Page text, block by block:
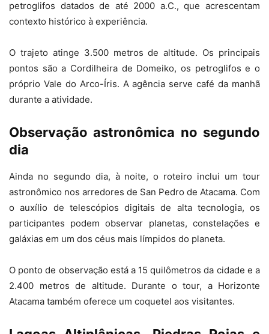
petroglifos datados de até 2000 a.C., que acrescentam
contexto histórico à experiência.
O trajeto atinge 3.500 metros de altitude. Os principais
pontos são a Cordilheira de Domeiko, os petroglifos e o
próprio Vale do Arco-Íris. A agência serve café da manhã
durante a atividade.
Observação astronômica no segundo
dia
Ainda no segundo dia, à noite, o roteiro inclui um tour
astronômico nos arredores de San Pedro de Atacama. Com
o auxílio de telescópios digitais de alta tecnologia, os
participantes podem observar planetas, constelações e
galáxias em um dos céus mais límpidos do planeta.
O ponto de observação está a 15 quilômetros da cidade e a
2.400 metros de altitude. Durante o tour, a Horizonte
Atacama também oferece um coquetel aos visitantes.